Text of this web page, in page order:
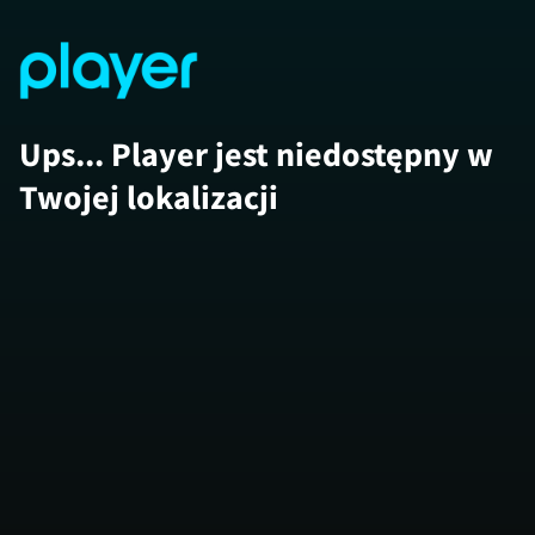
Ups... Player jest niedostępny w
Twojej lokalizacji